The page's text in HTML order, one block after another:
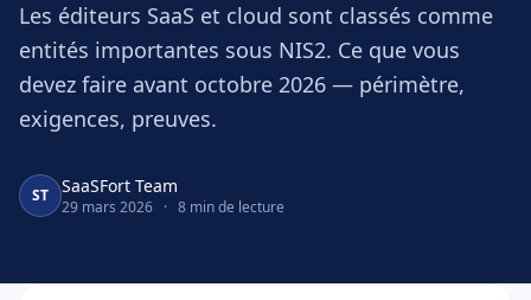
Les éditeurs SaaS et cloud sont classés comme
entités importantes sous NIS2. Ce que vous
devez faire avant octobre 2026 — périmètre,
exigences, preuves.
ST SaaSFort Team
29 mars 2026 · 8 min de lecture